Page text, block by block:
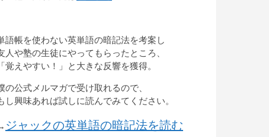
語帳を使わない英単語の暗記法を考案し
人や塾の生徒にやってもらったところ、
「覚えやすい！」と大きな反響を獲得。
の公式メルマガで受け取れるので、
し興味あれば試しに読んでみてください。
ジャックの英単語の暗記法を読む